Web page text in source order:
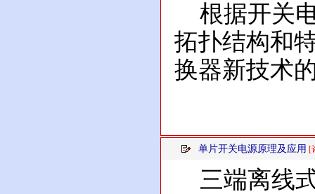
根据开关
拓扑结构和
换器新技术
单片开关电源原理及应用 [
三端离线